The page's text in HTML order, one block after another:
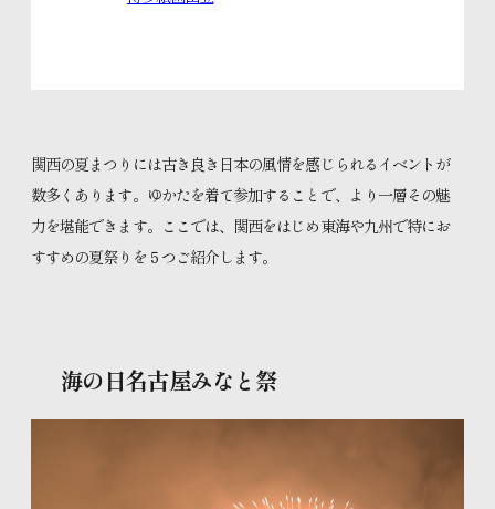
特設コンテンツ
きものをまとう、私の日常。
関西の夏まつりには古き良き日本の風情を感じられるイベントが
数多くあります。ゆかたを着て参加することで、より一層その魅
力を堪能できます。ここでは、関西をはじめ東海や九州で特にお
すすめの夏祭りを５つご紹介します。
海の日名古屋みなと祭